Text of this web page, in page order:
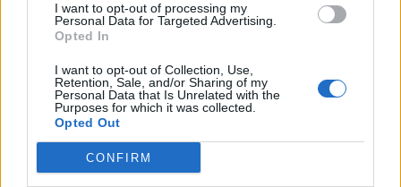
I want to opt-out of processing my
Personal Data for Targeted Advertising.
Opted In
I want to opt-out of Collection, Use,
Retention, Sale, and/or Sharing of my
Personal Data that Is Unrelated with the
Purposes for which it was collected.
Opted Out
CONFIRM